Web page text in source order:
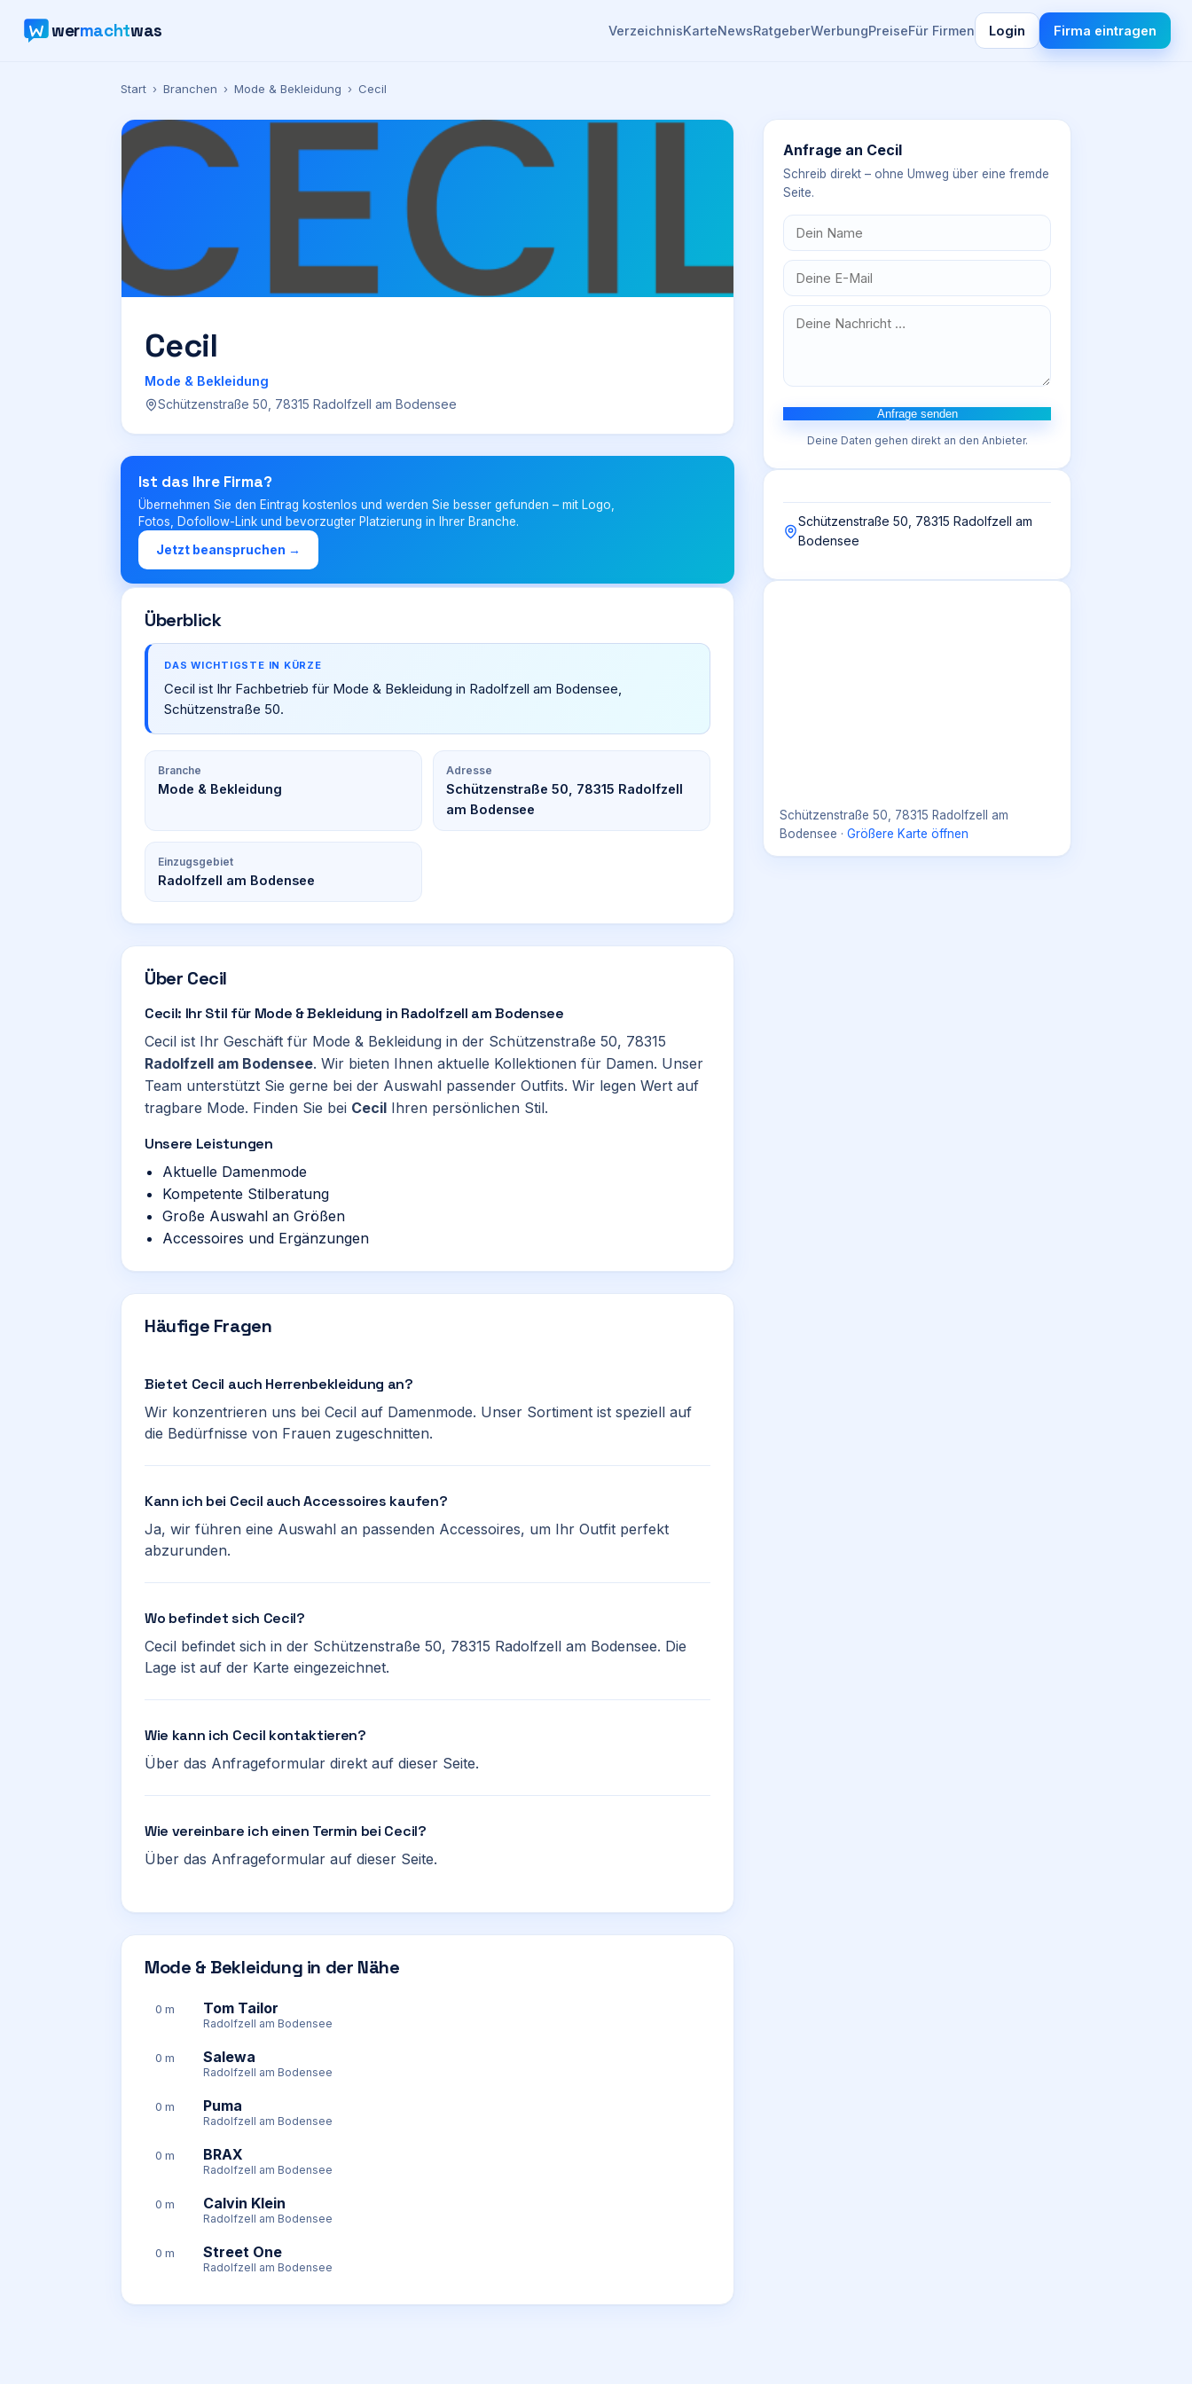
wermachtwas VerzeichnisKarteNewsRatgeberWerbungPreiseFür Firmen Login Firma eintragen
Start › Branchen › Mode & Bekleidung › Cecil
Cecil
Mode & Bekleidung
Schützenstraße 50, 78315 Radolfzell am Bodensee
Ist das Ihre Firma?
Übernehmen Sie den Eintrag kostenlos und werden Sie besser gefunden – mit Logo,
Fotos, Dofollow-Link und bevorzugter Platzierung in Ihrer Branche.
Jetzt beanspruchen →
Überblick
DAS WICHTIGSTE IN KÜRZE
Cecil ist Ihr Fachbetrieb für Mode & Bekleidung in Radolfzell am Bodensee,
Schützenstraße 50.
Branche
Mode & Bekleidung
Adresse
Schützenstraße 50, 78315 Radolfzell
am Bodensee
Einzugsgebiet
Radolfzell am Bodensee
Über Cecil
Cecil: Ihr Stil für Mode & Bekleidung in Radolfzell am Bodensee
Cecil ist Ihr Geschäft für Mode & Bekleidung in der Schützenstraße 50, 78315
Radolfzell am Bodensee. Wir bieten Ihnen aktuelle Kollektionen für Damen. Unser
Team unterstützt Sie gerne bei der Auswahl passender Outfits. Wir legen Wert auf
tragbare Mode. Finden Sie bei Cecil Ihren persönlichen Stil.
Unsere Leistungen
Aktuelle Damenmode
Kompetente Stilberatung
Große Auswahl an Größen
Accessoires und Ergänzungen
Häufige Fragen
Bietet Cecil auch Herrenbekleidung an?
Wir konzentrieren uns bei Cecil auf Damenmode. Unser Sortiment ist speziell auf
die Bedürfnisse von Frauen zugeschnitten.
Kann ich bei Cecil auch Accessoires kaufen?
Ja, wir führen eine Auswahl an passenden Accessoires, um Ihr Outfit perfekt
abzurunden.
Wo befindet sich Cecil?
Cecil befindet sich in der Schützenstraße 50, 78315 Radolfzell am Bodensee. Die
Lage ist auf der Karte eingezeichnet.
Wie kann ich Cecil kontaktieren?
Über das Anfrageformular direkt auf dieser Seite.
Wie vereinbare ich einen Termin bei Cecil?
Über das Anfrageformular auf dieser Seite.
Mode & Bekleidung in der Nähe
0 m Tom Tailor
Radolfzell am Bodensee
0 m Salewa
Radolfzell am Bodensee
0 m Puma
Radolfzell am Bodensee
0 m BRAX
Radolfzell am Bodensee
0 m Calvin Klein
Radolfzell am Bodensee
0 m Street One
Radolfzell am Bodensee
Anfrage an Cecil
Schreib direkt – ohne Umweg über eine fremde
Seite.
Anfrage senden
Deine Daten gehen direkt an den Anbieter.
Schützenstraße 50, 78315 Radolfzell am
Bodensee
Schützenstraße 50, 78315 Radolfzell am
Bodensee · Größere Karte öffnen